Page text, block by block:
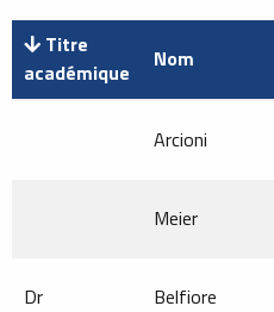
Titre
académique
Nom
Arcioni
Meier
Dr Belfiore